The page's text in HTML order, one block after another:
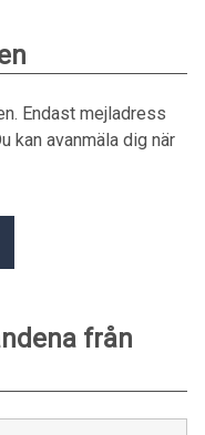
Endast mejladress
kan avanmäla dig när
från